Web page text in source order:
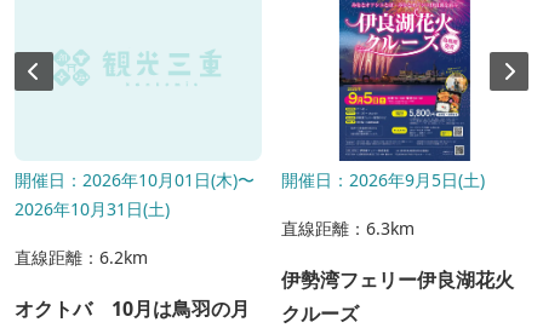
開催日：2026年10月01日(木)〜
2026年10月31日(土)
直線距離：6.2km
オクトバ 10月は鳥羽の月
開催日：2026年9月5日(土)
直線距離：6.3km
伊勢湾フェリー伊良湖花火
クルーズ